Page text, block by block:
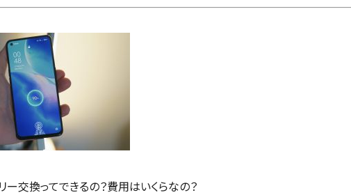
交換ってできるの？費用はいくらなの？